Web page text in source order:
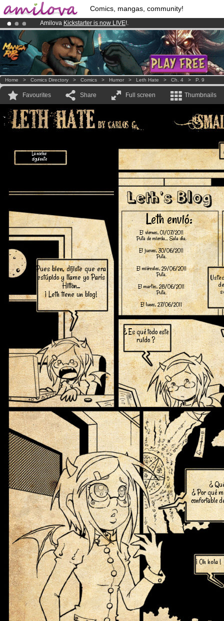
Comics, mangas, community!
Amilova Kickstarter is now LIVE!.
Premium membership from3.95 eurosper month !Get membership
Already 100000 membersand 1000 comics & mangas!.
Home > Comics Directory > Comics > Humor > Leth Hate > Ch. 4 > P. 9
Favourites Share Full screen Thumbnails
La noche
siguiente
Pues bien, dijiste que era
estúpido y llame yo París
Hilton...
¡ Leth tiene un blog!
El viernes, 01/07/2011
Puta de mierda... Sala día.
El jueves, 30/06/2011
Puta.
El miércoles, 29/06/2011
Puta.
El martes, 28/06/2011
Puta.
El lunes, 27/06/2011
Leth envió:
¿ Es qué todo este
ruido ?
¿
¿ Por qué
confortable
¡ Oh hola !